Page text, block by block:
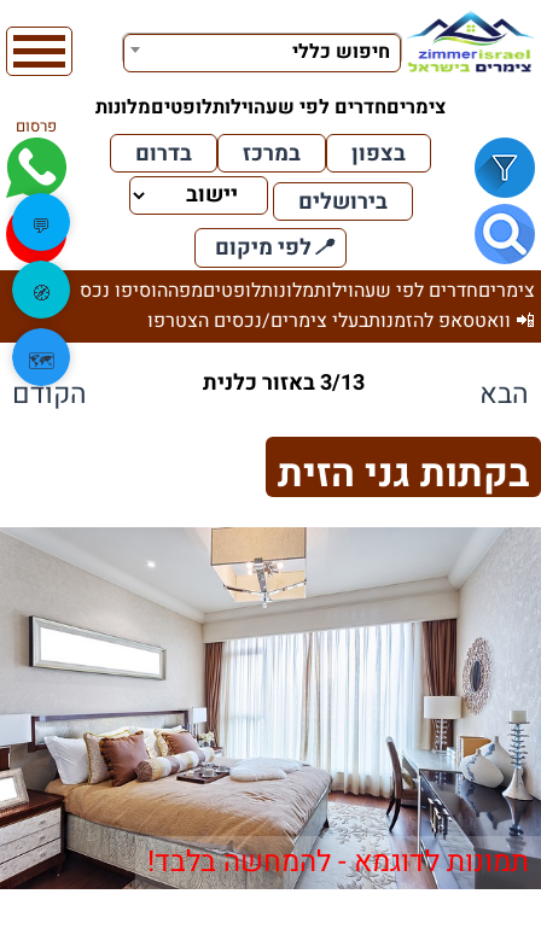
חיפוש כללי
צימריםחדרים לפי שעהוילותלופטיםמלונות
פרסום
בצפון במרכז
בדרום
בירושלים
📍לפי מיקום
צימריםחדרים לפי שעהוילותמלונותלופטיםמפההוסיפו נכס
📲 וואטסאפ להזמנותבעלי צימרים/נכסים הצטרפו
הבא 3/13 באזור כלנית הקודם
בקתות גני הזית
תמונות לדוגמא - להמחשה בלבד!
💬
🧭
🗺️